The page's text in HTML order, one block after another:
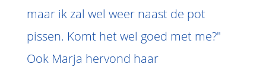
maar ik zal wel weer naast de pot
pissen. Komt het wel goed met me?"
Ook Marja hervond haar